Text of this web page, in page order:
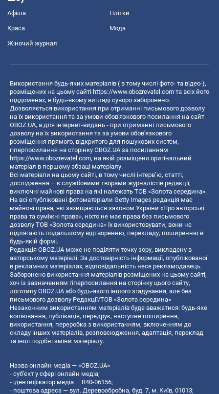
Афіша Плітки
Краса Мода
Жіночий журнал
Використання будь-яких матеріалів ( в тому числі фото- та відео-),
розміщених на цьому сайті https://www.obozrevatel.com та всіх його
піддоменах, в будь-якому вигляді суворо заборонено.
Дозволяється використання при отриманні письмового дозволу
на їх використання та за умови обов'язкового посилання на сайт
OBOZ.UA, а для інтернет-видань - при отриманні письмового
дозволу на їх використання та за умови обов'язкового
розміщення прямого, відкритого для пошукових систем,
гіперпосилання на сторінку OBOZ.UA за посиланням
https://www.obozrevatel.com, на якій розміщено оригінальний
матеріал в першому абзаці матеріалу.
Всі матеріали на цьому сайті, в тому числі інтерв’ю, статті,
дослідження – є службовими творами журналістів редакції,
виключні майнові права на які належать ТОВ «Золота середина».
На всі опубліковані фотоматеріали Getty Images редакція має
майнові права, які захищаються законом України «Про авторські
права та суміжні права», ніхто не має права без письмового
дозволу ТОВ «Золота середина» їх використовувати, вони не
підлягають подальшому відтворенню, перекладу, поширенню в
будь-якій формі.
Редакція OBOZ.UA може не поділяти точку зору, викладену в
авторському матеріалі. За достовірність інформації, опублікованої
в рекламних матеріалах, відповідальність несе рекламодавець.
Заборонено використання матеріалів розміщених на цьому сайті,
хоч із зазначенням гіперпосилання на сторінку цього сайту,
логотипу OBOZ.UA або будь-якого іншого згадування, але без
письмового дозволу Редакції/ТОВ «Золота середина»
Незаконним використанням матеріалів буде вважатися: будь-яке
копiювання, публiкацiя, передрук, наступне поширення,
використання, переробка з використанням, включенням до
складу інших матеріалів, розповсюдження, адаптація, переклад
та інші подібні зміни матеріалу.
Назва онлайн медіа — «OBOZ.UA»
- суб'єкт у сфері онлайн медіа;
- ідентифікатор медіа — R40-06156;
- поштова адреса — вул. Деревообробна, буд. 7, м. Київ, 01013;